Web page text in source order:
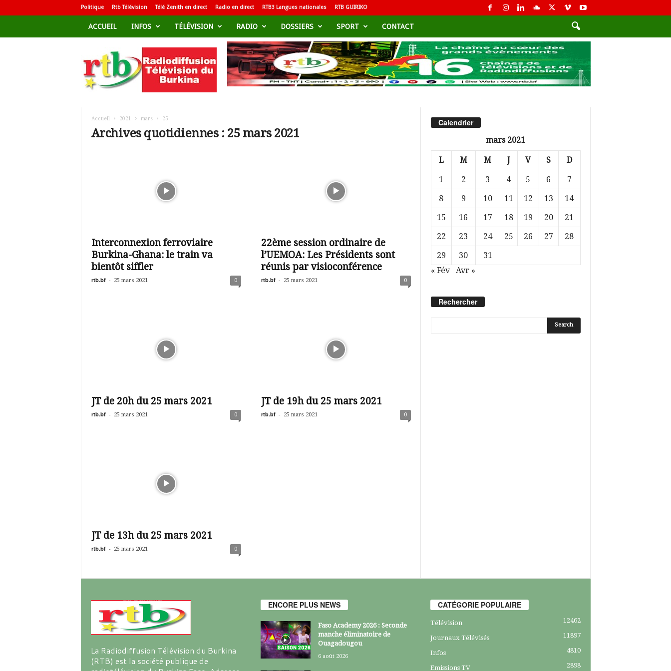
Politique Rtb Télévision Télé Zenith en direct Radio en direct RTB3 Langues nationales RTB GUIRIKO
ACCUEIL INFOS TÉLÉVISION RADIO DOSSIERS SPORT CONTACT
d
i
Accueil 2021 mars 25
Archives quotidiennes : 25 mars 2021
Interconnexion ferroviaire
Burkina-Ghana: le train va
bientôt siffler
rtb.bf - 25 mars 2021 0
22ème session ordinaire de
l’UEMOA: Les Présidents sont
réunis par visioconférence
rtb.bf - 25 mars 2021 0
JT de 20h du 25 mars 2021
rtb.bf - 25 mars 2021 0
JT de 19h du 25 mars 2021
rtb.bf - 25 mars 2021 0
JT de 13h du 25 mars 2021
rtb.bf - 25 mars 2021 0
Calendrier
mars 2021
L M M J V S D
1 2 3 4 5 6
7
8
9 10 11 12 13
14
15
16 17 18 19 20
21
22
23 24 25 26 27
28
29
30
31
« Fév
Avr »
Rechercher
La Radiodiffusion Télévision du Burkina
(RTB) est la société publique de
ENCORE PLUS NEWS
Faso Academy 2026 : Seconde
manche éliminatoire de
Ouagadougou
6 août 2026
CATÉGORIE POPULAIRE
Télévision 12462
Journaux Télévisés 11897
Infos 4810
Emissions TV 2898